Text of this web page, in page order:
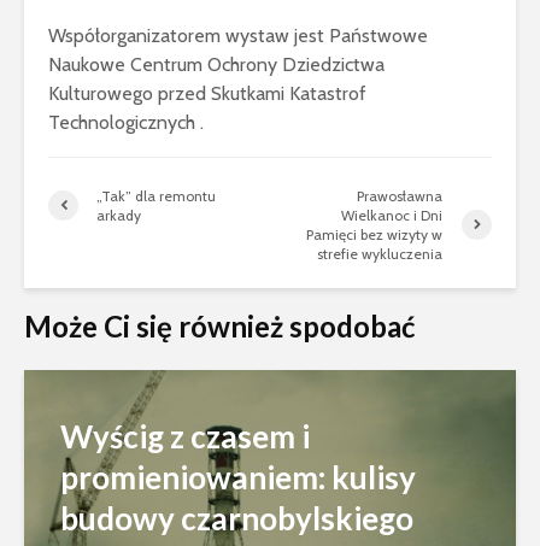
Współorganizatorem wystaw jest Państwowe
Naukowe Centrum Ochrony Dziedzictwa
Kulturowego przed Skutkami Katastrof
Technologicznych .
„Tak” dla remontu
arkady
Prawosławna
Wielkanoc i Dni
Pamięci bez wizyty w
strefie wykluczenia
Może Ci się również spodobać
Wyścig z czasem i
promieniowaniem: kulisy
budowy czarnobylskiego